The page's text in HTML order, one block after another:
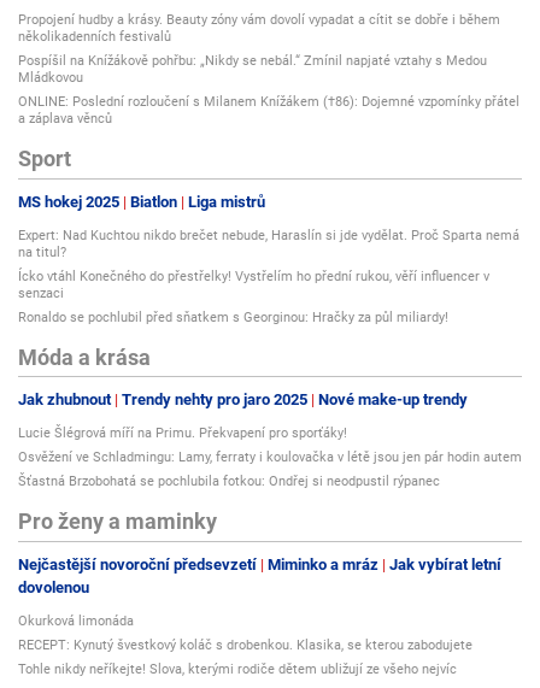
Propojení hudby a krásy. Beauty zóny vám dovolí vypadat a cítit se dobře i během
několikadenních festivalů
Pospíšil na Knížákově pohřbu: „Nikdy se nebál.“ Zmínil napjaté vztahy s Medou
Mládkovou
ONLINE: Poslední rozloučení s Milanem Knížákem (†86): Dojemné vzpomínky přátel
a záplava věnců
Sport
MS hokej 2025 Biatlon Liga mistrů
Expert: Nad Kuchtou nikdo brečet nebude, Haraslín si jde vydělat. Proč Sparta nemá
na titul?
Ícko vtáhl Konečného do přestřelky! Vystřelím ho přední rukou, věří influencer v
senzaci
Ronaldo se pochlubil před sňatkem s Georginou: Hračky za půl miliardy!
Móda a krása
Jak zhubnout Trendy nehty pro jaro 2025 Nové make-up trendy
Lucie Šlégrová míří na Primu. Překvapení pro sporťáky!
Osvěžení ve Schladmingu: Lamy, ferraty i koulovačka v létě jsou jen pár hodin autem
Šťastná Brzobohatá se pochlubila fotkou: Ondřej si neodpustil rýpanec
Pro ženy a maminky
Nejčastější novoroční předsevzetí Miminko a mráz
Jak vybírat letní
dovolenou
Okurková limonáda
RECEPT: Kynutý švestkový koláč s drobenkou. Klasika, se kterou zabodujete
Tohle nikdy neříkejte! Slova, kterými rodiče dětem ubližují ze všeho nejvíc